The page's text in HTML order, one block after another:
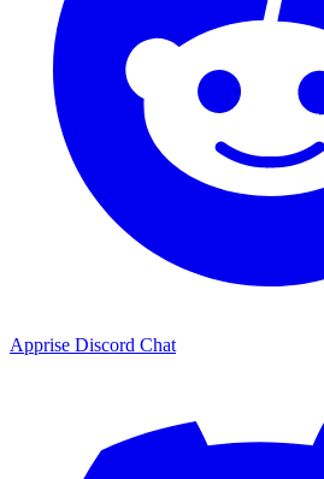
Apprise Discord Chat